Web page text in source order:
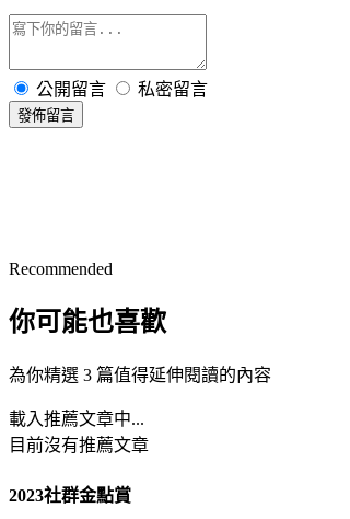
公開留言 私密留言
發佈留言
Recommended
你可能也喜歡
為你精選 3 篇值得延伸閱讀的內容
載入推薦文章中...
目前沒有推薦文章
2023社群金點賞